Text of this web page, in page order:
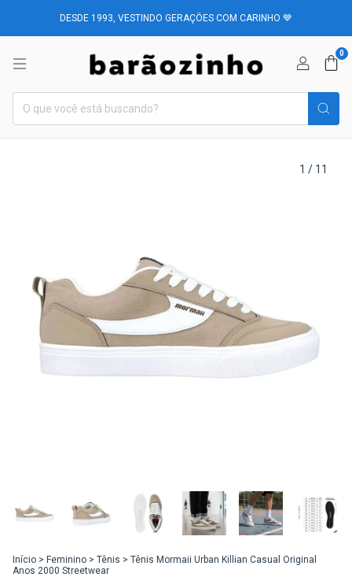
DESDE 1993, VESTINDO GERAÇÕES COM CARINHO 💙
0
1 / 11
Início > Feminino > Tênis > Tênis Mormaii Urban Killian Casual Original
Anos 2000 Streetwear